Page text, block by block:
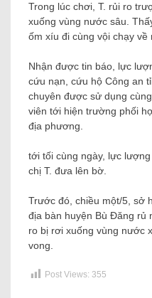
Trong lúc chơi, T. rủi ro
xuống vùng nước sâu.
ốm xíu đi cùng vội chạy về
Nhận được tin báo, lực
cứu nạn, cứu hộ Công an
chuyên được sử dụng
viên tới hiện trường phối
địa phương.
tới tối cùng ngày, lực
chị T. đưa lên bờ.
Trước đó, chiều một/5, sở
địa bàn huyện Bù Đăng rủ
ro bị rơi xuống vùng nước
vong.
Post Views: 355